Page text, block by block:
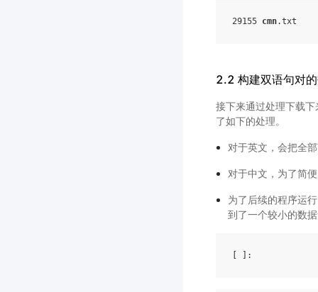
29155 cmn.txt
2.2 构建双语句对
接下来通过处理下载
了如下的处理。
对于英文，会把全
对于中文，为了简
为了后续的程序运
到了一个较小的数